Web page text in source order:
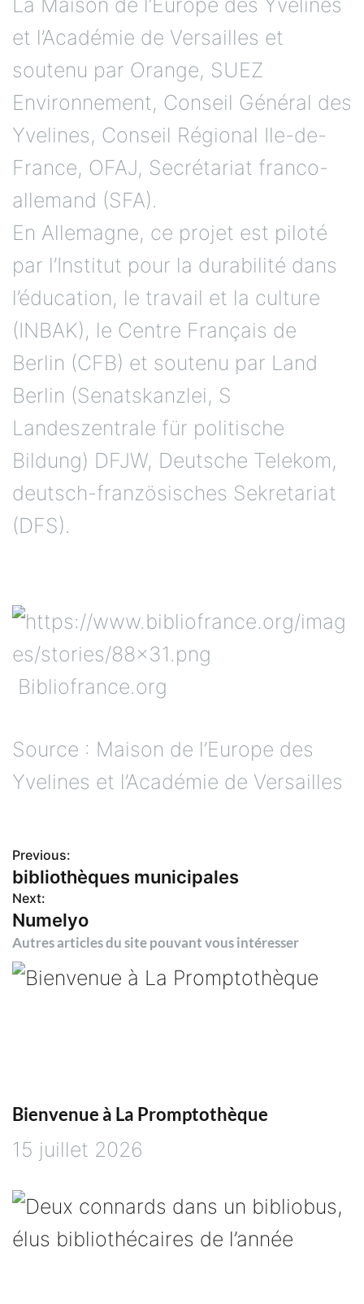
La Maison de l’Europe des Yvelines
et l’Académie de Versailles et
soutenu par Orange, SUEZ
Environnement, Conseil Général des
Yvelines, Conseil Régional Ile-de-
France, OFAJ, Secrétariat franco-
allemand (SFA).
En Allemagne, ce projet est piloté
par l’Institut pour la durabilité dans
l’éducation, le travail et la culture
(INBAK), le Centre Français de
Berlin (CFB) et soutenu par Land
Berlin (Senatskanzlei, S
Landeszentrale für politische
Bildung) DFJW, Deutsche Telekom,
deutsch-französisches Sekretariat
(DFS).
Bibliofrance.org
Source : Maison de l’Europe des
Yvelines et l’Académie de Versailles
N
a
v
t
i
o
n
Previous:
bibliothèques municipales
Next:
Numelyo
Autres articles du site pouvant vous intéresser
Bienvenue à La Promptothèque
15 juillet 2026